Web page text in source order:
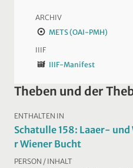
ARCHIV
METS (OAI-PMH)
IIIF
IIIF-Manifest
Theben und der
ENTHALTEN IN
Schatulle 158: Laaer-
r Wiener Bucht
PERSON / INHALT